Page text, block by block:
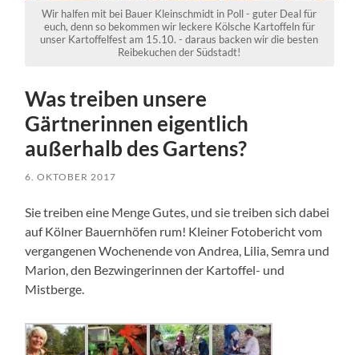
Wir halfen mit bei Bauer Kleinschmidt in Poll - guter Deal für
euch, denn so bekommen wir leckere Kölsche Kartoffeln für
unser Kartoffelfest am 15.10. - daraus backen wir die besten
Reibekuchen der Südstadt!
Was treiben unsere
Gärtnerinnen eigentlich
außerhalb des Gartens?
6. OKTOBER 2017
Sie treiben eine Menge Gutes, und sie treiben sich dabei
auf Kölner Bauernhöfen rum! Kleiner Fotobericht vom
vergangenen Wochenende von Andrea, Lilia, Semra und
Marion, den Bezwingerinnen der Kartoffel- und
Mistberge.